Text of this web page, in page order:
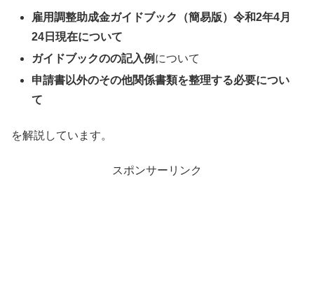
雇用調整助成金ガイドブック（簡易版）令和2年4月
24日現在について
ガイドブックのの記入例 について
申請書以外のその他関係書類を整理する必要につい
て
を解説しています。
スポンサーリンク